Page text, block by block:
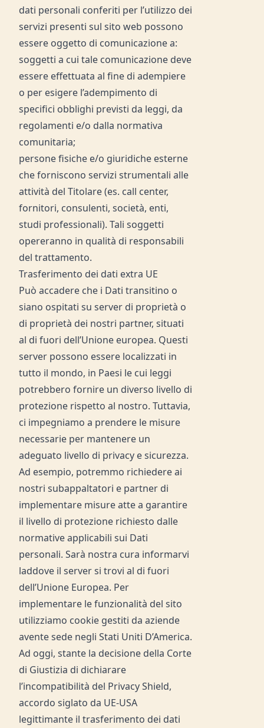
dati personali conferiti per l’utilizzo dei
servizi presenti sul sito web possono
essere oggetto di comunicazione a:
soggetti a cui tale comunicazione deve
essere effettuata al fine di adempiere
o per esigere l’adempimento di
specifici obblighi previsti da leggi, da
regolamenti e/o dalla normativa
comunitaria;
persone fisiche e/o giuridiche esterne
che forniscono servizi strumentali alle
attività del Titolare (es. call center,
fornitori, consulenti, società, enti,
studi professionali). Tali soggetti
opereranno in qualità di responsabili
del trattamento.
Trasferimento dei dati extra UE
Può accadere che i Dati transitino o
siano ospitati su server di proprietà o
di proprietà dei nostri partner, situati
al di fuori dell’Unione europea. Questi
server possono essere localizzati in
tutto il mondo, in Paesi le cui leggi
potrebbero fornire un diverso livello di
protezione rispetto al nostro. Tuttavia,
ci impegniamo a prendere le misure
necessarie per mantenere un
adeguato livello di privacy e sicurezza.
Ad esempio, potremmo richiedere ai
nostri subappaltatori e partner di
implementare misure atte a garantire
il livello di protezione richiesto dalle
normative applicabili sui Dati
personali. Sarà nostra cura informarvi
laddove il server si trovi al di fuori
dell’Unione Europea. Per
implementare le funzionalità del sito
utilizziamo cookie gestiti da aziende
avente sede negli Stati Uniti D’America.
Ad oggi, stante la decisione della Corte
di Giustizia di dichiarare
l’incompatibilità del Privacy Shield,
accordo siglato da UE-USA
legittimante il trasferimento dei dati